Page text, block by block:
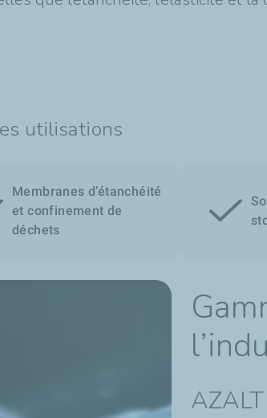
utilisations
Membranes d’étanchéité
et confinement de
déchets
AZALT